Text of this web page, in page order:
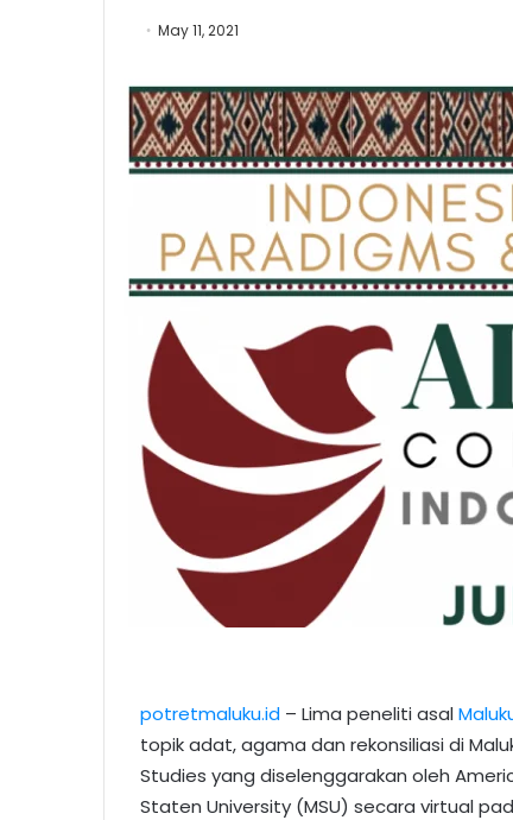
May 11, 2021
potretmaluku.id – Lima peneliti asal
topik adat, agama dan rekonsiliasi di
Studies yang diselenggarakan oleh
Staten University (MSU) secara virtual